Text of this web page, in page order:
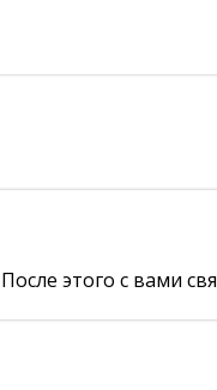
этого с вами